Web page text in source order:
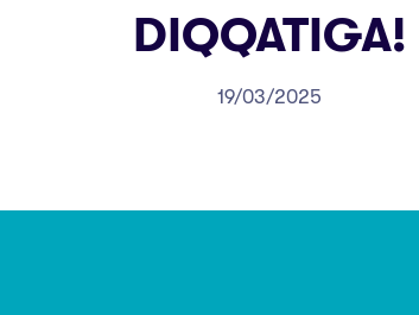
DIQQATIGA!
19/03/2025